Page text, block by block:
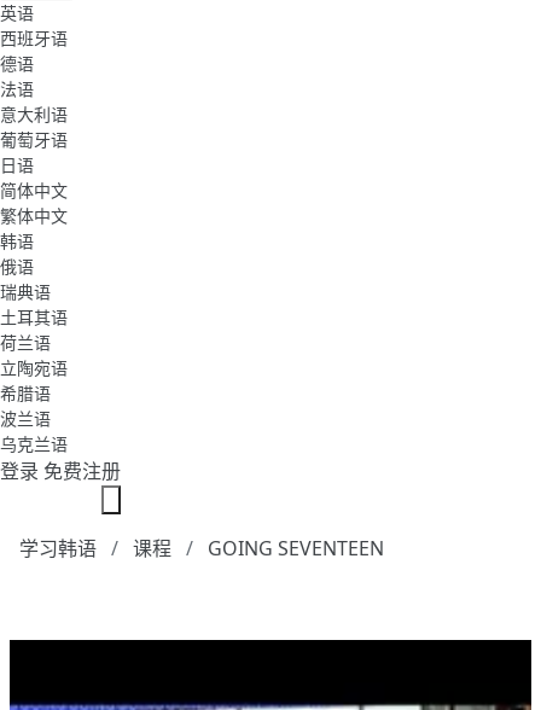
英语
西班牙语
德语
法语
意大利语
葡萄牙语
日语
简体中文
繁体中文
韩语
俄语
瑞典语
土耳其语
荷兰语
立陶宛语
希腊语
波兰语
乌克兰语
登录 免费注册
学习韩语 课程 GOING SEVENTEEN